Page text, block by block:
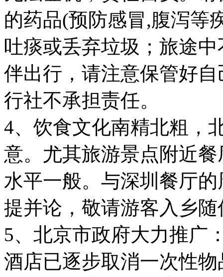
的药品(预防感冒,腹泻等
吐痰或丢弃垃圾；旅途
伴出行，请注意保管好
行社不承担责任。
4、饮食文化南精北粗，
意。尤其旅游景点附近
水平一般。与深圳餐厅
提并论，敬请游客入乡
5、北京市政府大力推广
酒店已逐步取消一次性